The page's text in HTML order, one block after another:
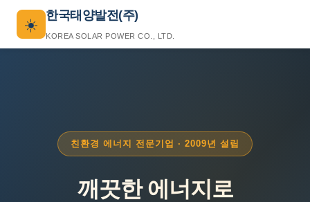
☀️
한국태양발전(주)
KOREA SOLAR POWER CO., LTD.
친환경 에너지 전문기업 · 2009년 설립
깨끗한 에너지로